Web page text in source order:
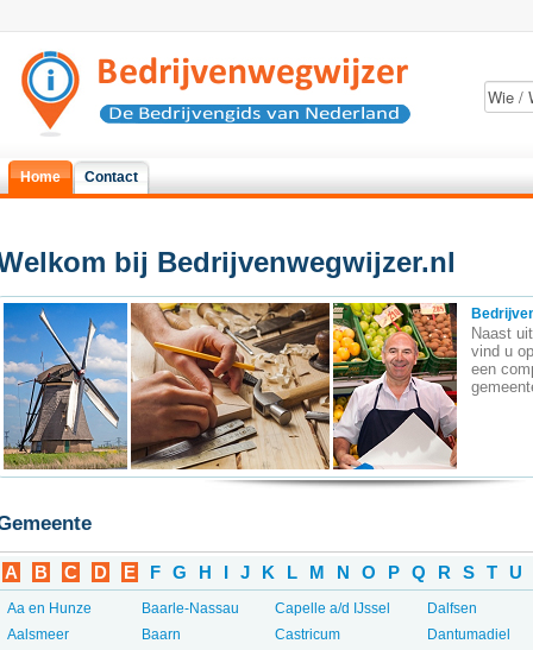
Home Contact
bij Bedrijvenwegwijzer.nl
Naast
vind u
een
A B C D E F G H I J K L M N O P Q R S T U
Aa en Hunze
Aalsmeer
Baarle-Nassau
Baarn
Capelle a/d IJssel
Castricum
Dalfsen
Dantumadiel